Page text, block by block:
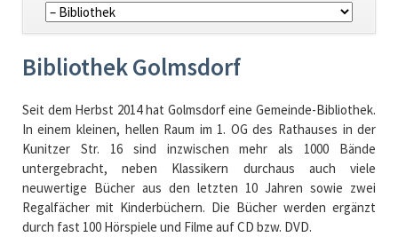
Navigation
überspringen
Bibliothek Golmsdorf
Seit dem Herbst 2014 hat Golmsdorf eine Gemeinde-Bibliothek.
In einem kleinen, hellen Raum im 1. OG des Rathauses in der
Kunitzer Str. 16 sind inzwischen mehr als 1000 Bände
untergebracht, neben Klassikern durchaus auch viele
neuwertige Bücher aus den letzten 10 Jahren sowie zwei
Regalfächer mit Kinderbüchern. Die Bücher werden ergänzt
durch fast 100 Hörspiele und Filme auf CD bzw. DVD.